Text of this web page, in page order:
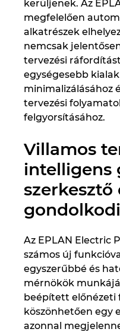
kerüljenek. Az
megfelelően
alkatrészek
nemcsak
tervezési
egységesebb
minimalizálásához
tervezési
felgyorsításához.
Villamos
intelligens
szerkesztő
Az EPLAN Electric
számos új
egyszerűbbé és
mérnökök
beépített előnézeti
köszönhetően egy
azonnal